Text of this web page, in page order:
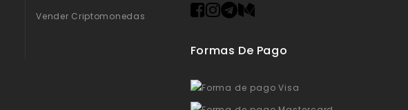
Vender Criptomonedas
Formas De Pago